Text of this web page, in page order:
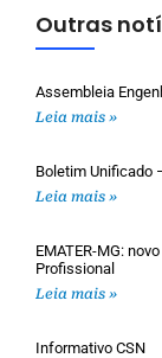
Outras
Assembleia
Leia mais »
Boletim Unificado
Leia mais »
EMATER-MG:
Profissional
Leia mais »
Informativo CSN